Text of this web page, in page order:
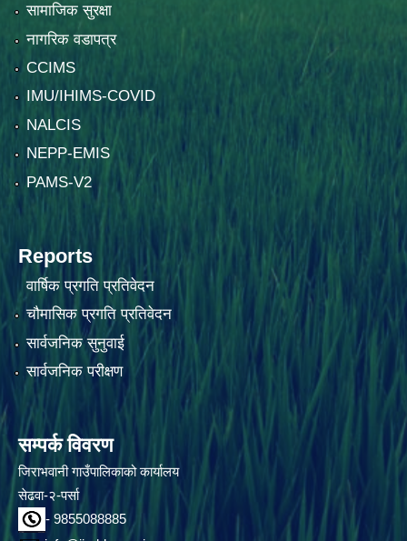
सामाजिक सुरक्षा
नागरिक वडापत्र
CCIMS
IMU/IHIMS-COVID
NALCIS
NEPP-EMIS
PAMS-V2
Reports
वार्षिक प्रगति प्रतिवेदन
चौमासिक प्रगति प्रतिवेदन
सार्वजनिक सुनुवाई
सार्वजनिक परीक्षण
सम्पर्क विवरण
जिराभवानी गाउँपालिकाको कार्यालय
सेढवा-२-पर्सा
- 9855088885